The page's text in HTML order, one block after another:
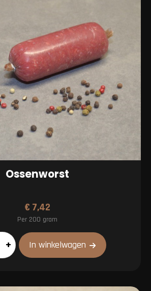
Ossenworst
€ 7,42
Per 200 gram
+ In winkelwagen